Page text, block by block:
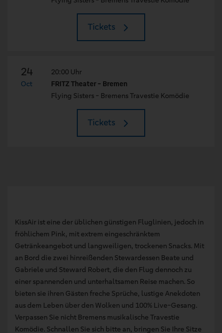
Tickets
24
Oct
20:00 Uhr
FRITZ Theater - Bremen
Flying Sisters - Bremens Travestie Komödie
Tickets
KissAir ist eine der üblichen günstigen Fluglinien, jedoch in
fröhlichem Pink, mit extrem eingeschränktem
Getränkeangebot und langweiligen, trockenen Snacks. Mit
an Bord die zwei hinreißenden Stewardessen Beate und
Gabriele und Steward Robert, die den Flug dennoch zu
einer spannenden und unterhaltsamen Reise machen. So
bieten sie ihren Gästen freche Sprüche, lustige Anekdoten
aus dem Leben über den Wolken und 100% Live-Gesang.
Verpassen Sie nicht Bremens musikalische Travestie
Komödie. Schnallen Sie sich bitte an, bringen Sie Ihre Sitze